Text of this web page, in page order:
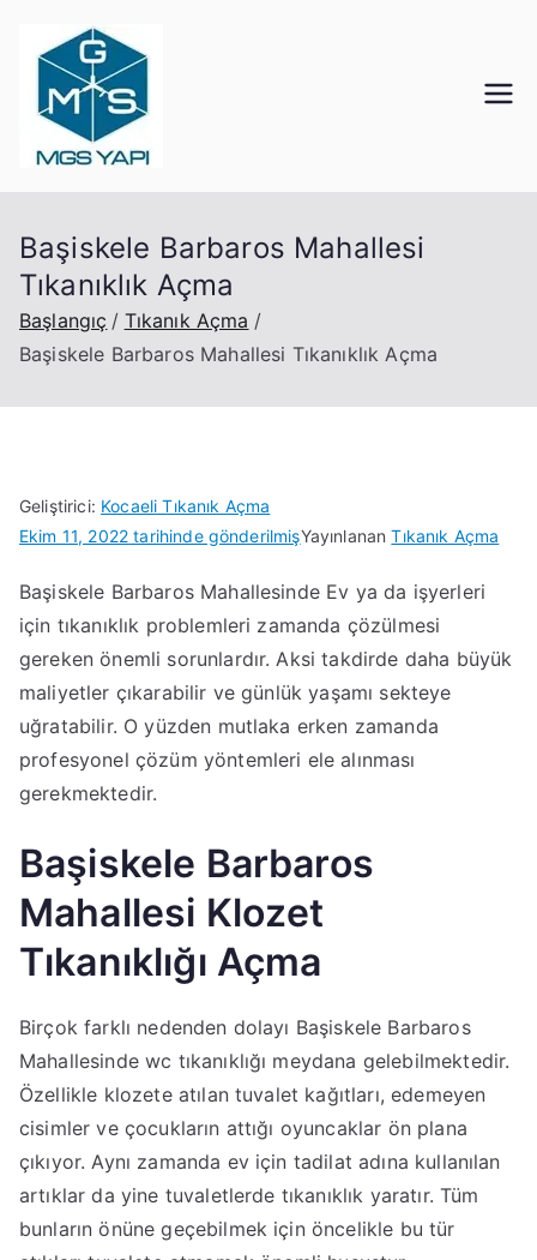
Başiskele Barbaros Mahallesi
Tıkanıklık Açma
Başlangıç
Tıkanık Açma
Başiskele Barbaros Mahallesi Tıkanıklık Açma
Geliştirici: Kocaeli Tıkanık Açma
Ekim 11, 2022 tarihinde gönderilmişYayınlananTıkanık Açma
Başiskele Barbaros Mahallesinde Ev ya da işyerleri
için tıkanıklık problemleri zamanda çözülmesi
gereken önemli sorunlardır. Aksi takdirde daha büyük
maliyetler çıkarabilir ve günlük yaşamı sekteye
uğratabilir. O yüzden mutlaka erken zamanda
profesyonel çözüm yöntemleri ele alınması
gerekmektedir.
Başiskele Barbaros
Mahallesi Klozet
Tıkanıklığı Açma
Birçok farklı nedenden dolayı Başiskele Barbaros
Mahallesinde wc tıkanıklığı meydana gelebilmektedir.
Özellikle klozete atılan tuvalet kağıtları, edemeyen
cisimler ve çocukların attığı oyuncaklar ön plana
çıkıyor. Aynı zamanda ev için tadilat adına kullanılan
artıklar da yine tuvaletlerde tıkanıklık yaratır. Tüm
bunların önüne geçebilmek için öncelikle bu tür